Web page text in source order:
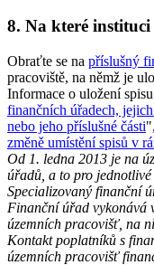
8. Na které
Obraťte se na příslušný
pracoviště, na němž je
Informace o uložení
finančních úřadech,
nebo jeho příslušné části
změně umístění spisů v
Od 1. ledna 2013 je na
úřadů, a to pro
Specializovaný finanční
Finanční úřad vykonává
územních pracovišť, na
Kontakt poplatníků s
územních pracovišť